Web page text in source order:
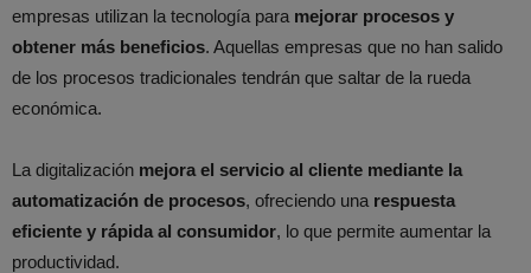
empresas utilizan la tecnología para mejorar procesos y
obtener más beneficios. Aquellas empresas que no han salido
de los procesos tradicionales tendrán que saltar de la rueda
económica.
La digitalización mejora el servicio al cliente mediante la
automatización de procesos, ofreciendo una respuesta
eficiente y rápida al consumidor, lo que permite aumentar la
productividad.